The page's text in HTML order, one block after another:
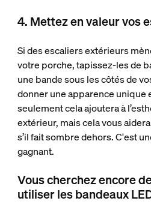
4. Mettez en valeur vos
Si des escaliers extérieurs
votre porche, tapissez-les de
une bande sous les côtés de
donner une apparence unique
seulement cela ajoutera à
extérieur, mais cela vous
s’il fait sombre dehors. C'est
gagnant.
Vous cherchez encore
utiliser les bandeaux